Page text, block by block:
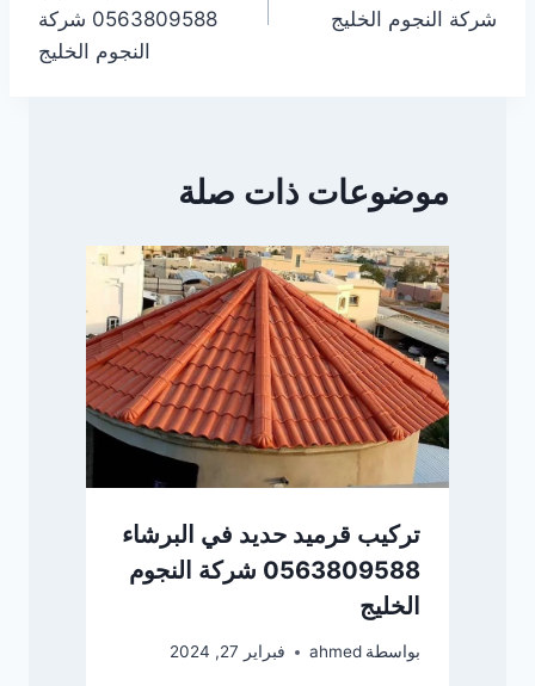
شركة النجوم الخليج
0563809588 شركة
النجوم الخليج
موضوعات ذات صلة
تركيب قرميد حديد في البرشاء
0563809588 شركة النجوم
الخليج
بواسطة ahmed فبراير 27, 2024